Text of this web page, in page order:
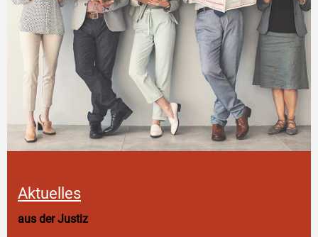
Aktuelles
aus der Justiz